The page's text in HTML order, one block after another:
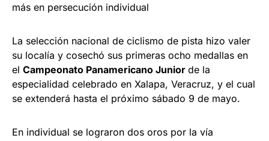
más en persecución individual
La selección nacional de ciclismo de pista hizo valer
su localía y cosechó sus primeras ocho medallas en
el Campeonato Panamericano Junior de la
especialidad celebrado en Xalapa, Veracruz, y el cual
se extenderá hasta el próximo sábado 9 de mayo.
En individual se lograron dos oros por la vía